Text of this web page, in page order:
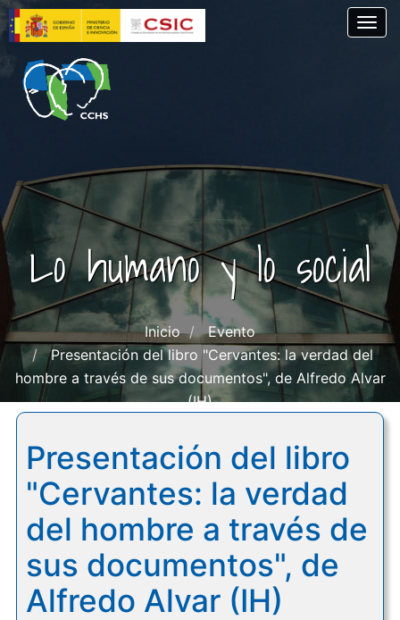
Pasar
al
contenido
principal
Lo humano y lo social
Inicio
Evento
Presentación del libro "Cervantes: la verdad del
hombre a través de sus documentos", de Alfredo Alvar
(IH)
Presentación del libro
"Cervantes: la verdad
del hombre a través de
sus documentos", de
Alfredo Alvar (IH)